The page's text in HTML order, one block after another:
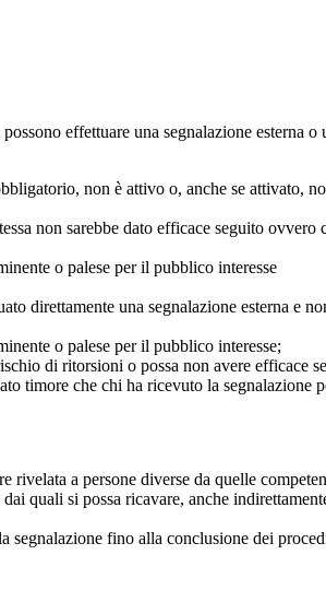
effettuare una segnalazione esterna
non è attivo o, anche se attivato,
non sarebbe dato efficace seguito ovvero
o palese per il pubblico interesse
direttamente una segnalazione esterna e
o palese per il pubblico interesse;
di ritorsioni o possa non avere efficace
timore che chi ha ricevuto la segnalazione
a persone diverse da quelle
quali si possa ricavare, anche
segnalazione fino alla conclusione dei